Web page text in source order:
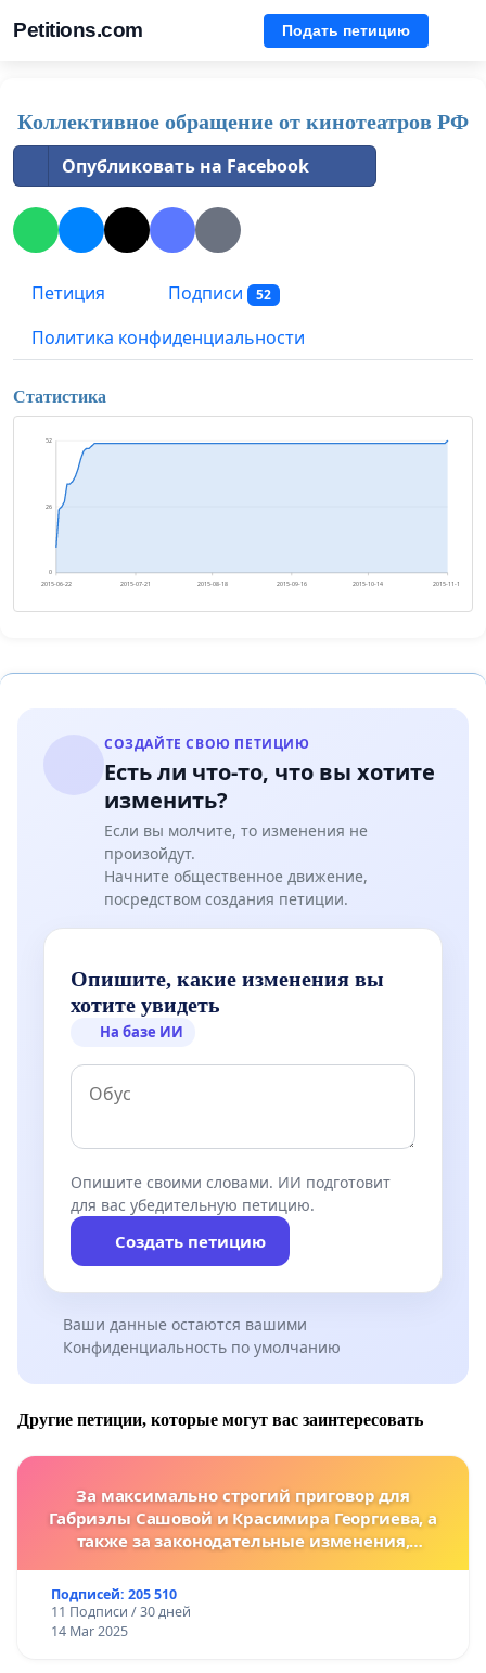
Petitions.com Подать петицию
Коллективное обращение от кинотеатров РФ
Опубликовать на Facebook
Петиция Подписи 52
Политика конфиденциальности
Статистика
0
26
52
2015-06-22 2015-07-21 2015-08-18 2015-09-16 2015-10-14 2015-11-12
СОЗДАЙТЕ СВОЮ ПЕТИЦИЮ
Есть ли что-то, что вы хотите
изменить?
Если вы молчите, то изменения не
произойдут.
Начните общественное движение,
посредством создания петиции.
Опишите, какие изменения вы
хотите увидеть
На базе ИИ
Опишите своими словами. ИИ подготовит
для вас убедительную петицию.
Создать петицию
Ваши данные остаются вашими
Конфиденциальность по умолчанию
Другие петиции, которые могут вас заинтересовать
За максимально строгий приговор для
Габриэлы Сашовой и Красимира Георгиева, а
также за законодательные изменения,
за преступления против животных!
Подписей: 205 510
11 Подписи / 30 дней
14 Mar 2025